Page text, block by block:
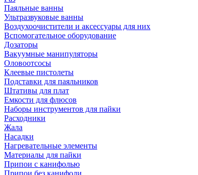
Паяльные ванны
Ультразвуковые ванны
Воздухоочистители и аксессуары для них
Вспомогательное оборудование
Дозаторы
Вакуумные манипуляторы
Оловоотсосы
Клеевые пистолеты
Подставки для паяльников
Штативы для плат
Емкости для флюсов
Наборы инструментов для пайки
Расходники
Жала
Насадки
Нагревательные элементы
Материалы для пайки
Припои с канифолью
Припои без канифоли